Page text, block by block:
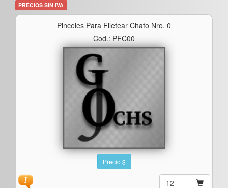
PRECIOS SIN IVA
Pinceles Para Filetear Chato Nro. 0
Cod.: PFC00
Precio $